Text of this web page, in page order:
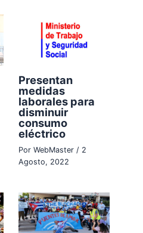
Presentan
medidas
laborales para
disminuir
consumo
eléctrico
Por WebMaster / 2
Agosto, 2022